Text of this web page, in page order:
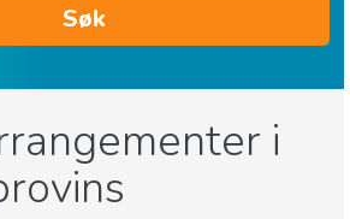
Søk
i